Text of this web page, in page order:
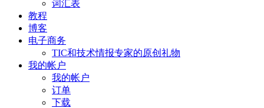
词汇表
教程
博客
电子商务
TIC和技术情报专家的原创礼物
我的帐户
我的帐户
订单
下载